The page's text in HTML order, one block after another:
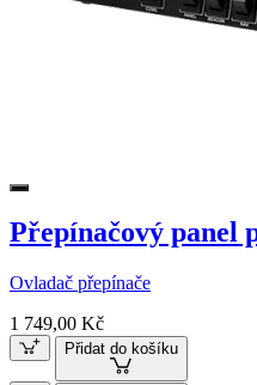
Přepínačový panel
Ovladač přepínače
1 749,00 Kč
Přidat do košíku